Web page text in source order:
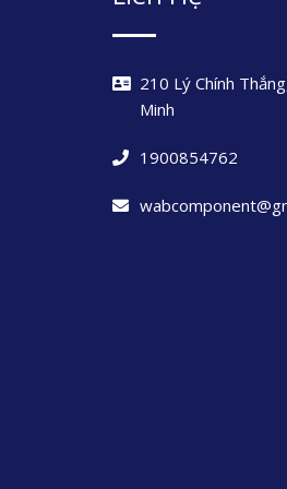
210 Lý Chính
Minh
1900854762